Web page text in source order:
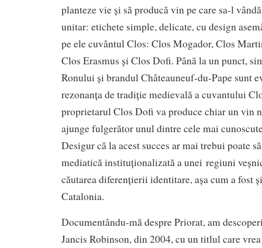
planteze vie și să producă vin pe care sa-l
unitar: etichete simple, delicate, cu design
pe ele cuvântul Clos: Clos Mogador, Clos
Clos Erasmus și Clos Dofi. Până la un punct,
Ronului și brandul Châteauneuf-du-Pape sunt
rezonanța de tradiție medievală a cuvantului
proprietarul Clos Dofi va produce chiar un vin
ajunge fulgerător unul dintre cele mai
Desigur că la acest succes ar mai trebui poate
mediatică instituționalizată a unei regiuni
căutarea diferențierii identitare, așa cum a fost
Catalonia.
Documentându-mă despre Priorat, am
Jancis Robinson, din 2004, cu un titlul care